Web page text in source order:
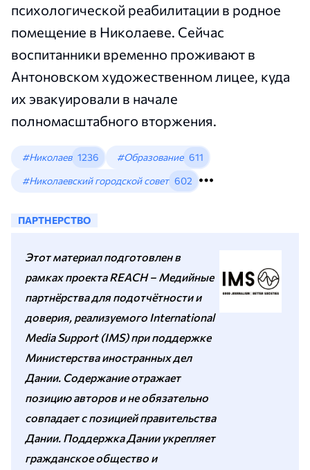
психологической реабилитации в родное
помещение в Николаеве. Сейчас
воспитанники временно проживают в
Антоновском художественном лицее, куда
их эвакуировали в начале
полномасштабного вторжения.
#Николаев 1236 #Образование 611
#Николаевский городской совет 602
ПАРТНЕРСТВО
Этот материал подготовлен в
рамках проекта REACH – Медийные
партнёрства для подотчётности и
доверия, реализуемого International
Media Support (IMS) при поддержке
Министерства иностранных дел
Дании. Содержание отражает
позицию авторов и не обязательно
совпадает с позицией правительства
Дании. Поддержка Дании укрепляет
гражданское общество и